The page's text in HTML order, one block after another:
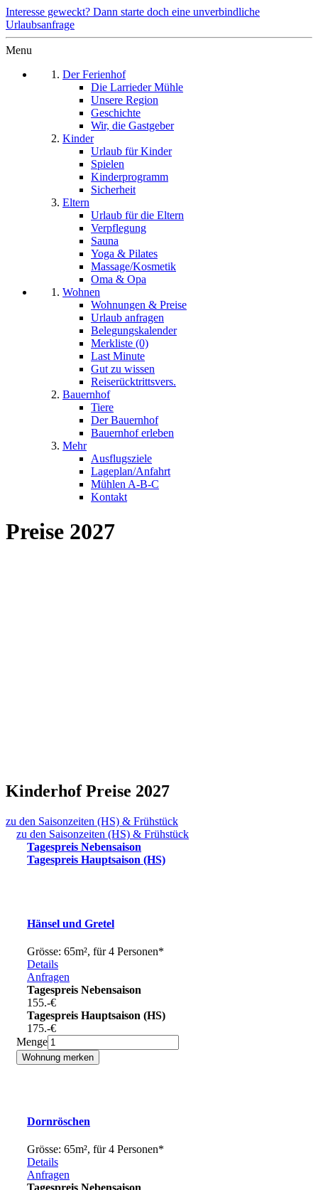
Interesse geweckt? Dann starte doch eine unverbindliche
Urlaubsanfrage
Menu
Der Ferienhof
Die Larrieder Mühle
Unsere Region
Geschichte
Wir, die Gastgeber
Kinder
Urlaub für Kinder
Spielen
Kinderprogramm
Sicherheit
Eltern
Urlaub für die Eltern
Verpflegung
Sauna
Yoga & Pilates
Massage/Kosmetik
Oma & Opa
Wohnen
Wohnungen & Preise
Urlaub anfragen
Belegungskalender
Merkliste (0)
Last Minute
Gut zu wissen
Reiserücktrittsvers.
Bauernhof
Tiere
Der Bauernhof
Bauernhof erleben
Mehr
Ausflugsziele
Lageplan/Anfahrt
Mühlen A-B-C
Kontakt
Preise 2027
Kinderhof Preise 2027
zu den Saisonzeiten (HS) & Frühstück
zu den Saisonzeiten (HS) & Frühstück
Tagespreis Nebensaison
Tagespreis Hauptsaison (HS)
Hänsel und Gretel
Grösse: 65m², für 4 Personen*
Details
Anfragen
Tagespreis Nebensaison
155.-€
Tagespreis Hauptsaison (HS)
175.-€
Menge
Dornröschen
Grösse: 65m², für 4 Personen*
Details
Anfragen